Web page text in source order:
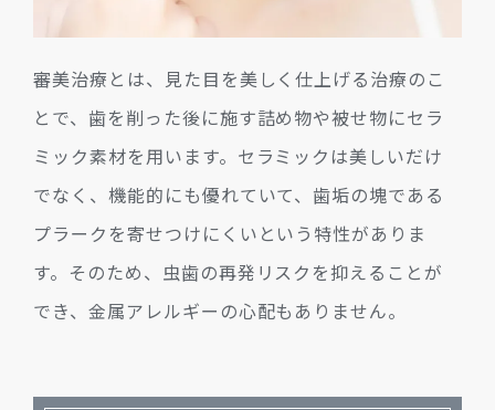
審美治療とは、見た目を美しく仕上げる治療のこ
とで、歯を削った後に施す詰め物や被せ物にセラ
ミック素材を用います。セラミックは美しいだけ
でなく、機能的にも優れていて、歯垢の塊である
プラークを寄せつけにくいという特性がありま
す。そのため、虫歯の再発リスクを抑えることが
でき、金属アレルギーの心配もありません。